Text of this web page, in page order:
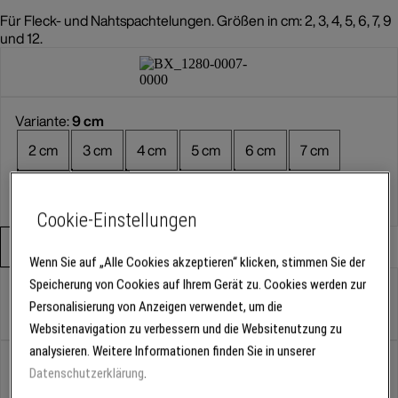
Für Fleck- und Nahtspachtelungen. Größen in cm: 2, 3, 4, 5, 6, 7, 9
und 12.
Variante:9 cm
2 cm
3 cm 4 cm 5 cm 6 cm
7 cm
Stück
Abholung
Für Verfügbarkeiten bitte
Cookie-Einstellungen
Wenn Sie auf „Alle Cookies akzeptieren“ klicken, stimmen Sie der
Speicherung von Cookies auf Ihrem Gerät zu. Cookies werden zur
Personalisierung von Anzeigen verwendet, um die
Websitenavigation zu verbessern und die Websitenutzung zu
analysieren. Weitere Informationen finden Sie in unserer
Datenschutzerklärung.